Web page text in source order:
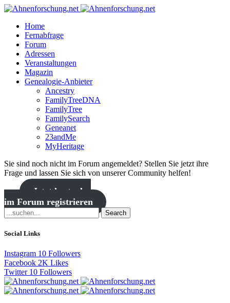
Home
Fernabfrage
Forum
Adressen
Veranstaltungen
Magazin
Genealogie-Anbieter
Ancestry
FamilyTreeDNA
FamilyTree
FamilySearch
Geneanet
23andMe
MyHeritage
Sie sind noch nicht im Forum angemeldet? Stellen Sie jetzt ihre
Frage und lassen Sie sich von unserer Community helfen!
Jetzt kostenlos
im Forum registrieren
Search
Social Links
Instagram 10 Followers
Facebook 2K Likes
Twitter 10 Followers